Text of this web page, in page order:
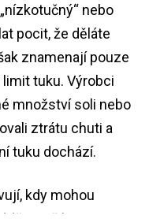
nebo
pocit, že děláte
znamenají pouze
tuku. Výrobci
množství soli nebo
ztrátu chuti a
tuku dochází.
kdy mohou